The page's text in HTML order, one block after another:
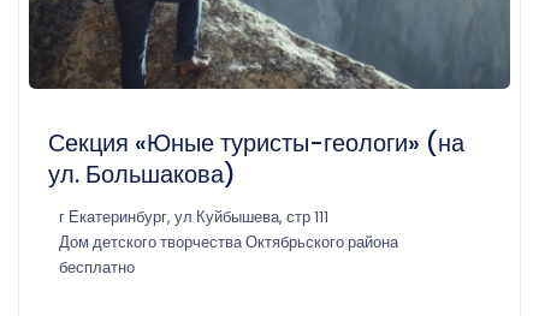
Секция «Юные туристы-геологи» (на
ул. Большакова)
г Екатеринбург, ул Куйбышева, стр 111
Дом детского творчества Октябрьского района
бесплатно